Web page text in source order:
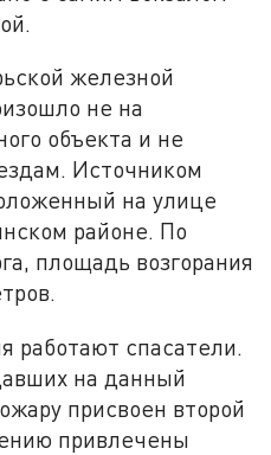
железной
не на
объекта и не
Источником
на улице
районе. По
площадь возгорания
работают спасатели.
на данный
присвоен второй
привлечены